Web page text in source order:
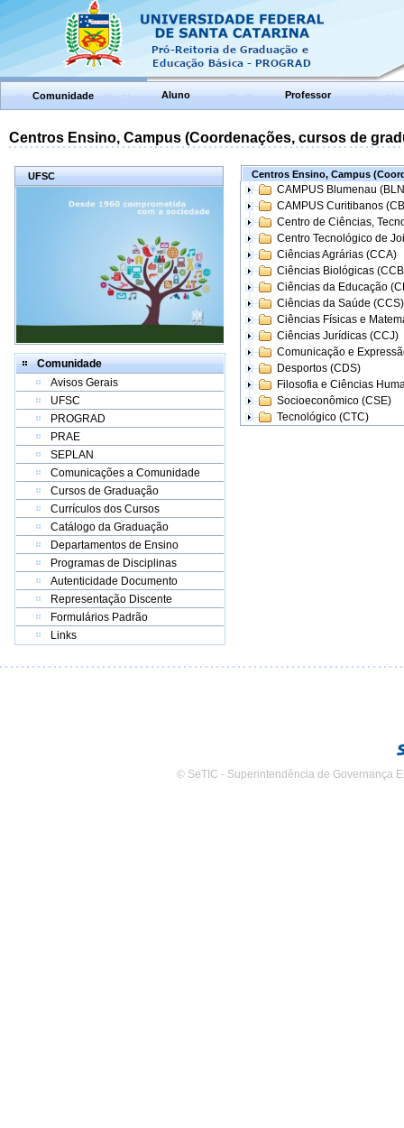
Comunidade Aluno Professor
Centros Ensino, Campus (Coordenações, cursos de
UFSC
Comunidade
Avisos Gerais
UFSC
PROGRAD
PRAE
SEPLAN
Comunicações a Comunidade
Cursos de Graduação
Currículos dos Cursos
Catálogo da Graduação
Departamentos de Ensino
Programas de Disciplinas
Autenticidade Documento
Representação Discente
Formulários Padrão
Links
Centros Ensino, Campus
CAMPUS Blumenau
CAMPUS Curitibanos
Centro de Ciências,
Centro Tecnológico de
Ciências Agrárias (CCA)
Ciências Biológicas
Ciências da Educação
Ciências da Saúde (CCS)
Ciências Físicas e
Ciências Jurídicas (CCJ)
Comunicação e
Desportos (CDS)
Filosofia e Ciências
Socioeconômico (CSE)
Tecnológico (CTC)
© SeTIC - Superintendência de Governança